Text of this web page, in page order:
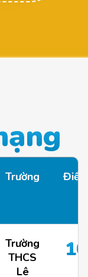
Trường
Trường
THCS
Lê
10